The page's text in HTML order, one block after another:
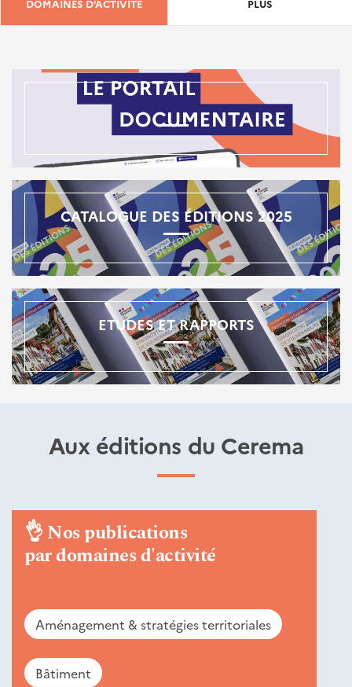
DOMAINES D'ACTIVITÉ PLUS
CATALOGUE DES ÉDITIONS 2025
ETUDES ET RAPPORTS
Aux éditions du Cerema
👌Nos publications
par domaines d'activité
Aménagement & stratégies territoriales
Bâtiment